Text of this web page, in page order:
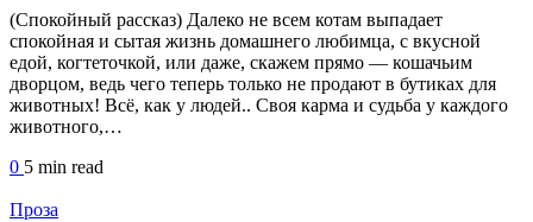
(Спокойный рассказ) Далеко не всем котам выпадает
спокойная и сытая жизнь домашнего любимца, с вкусной
едой, когтеточкой, или даже, скажем прямо — кошачьим
дворцом, ведь чего теперь только не продают в бутиках для
животных! Всё, как у людей.. Своя карма и судьба у каждого
животного,…
0 5 min read
Проза